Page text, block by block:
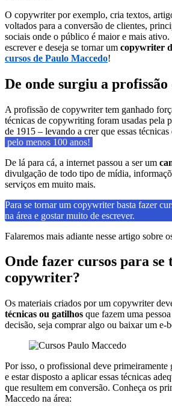
O copywriter por exemplo, cria textos,
voltados para a conversão de clientes,
sociais onde o público é maior e mais ativo.
escrever e deseja se tornar um copywriter
cursos de Paulo Maccedo!
De onde surgiu a
A profissão de copywriter tem ganhado
técnicas de copywriting foram usadas pela
de 1915 – levando a crer que essas técnicas
pelo menos 100 anos!
De lá para cá, a internet passou a ser um
divulgação de todo tipo de mídia,
serviços em muito mais.
Para se tornar um copywriter basta fazer
na área e gostar muito de escrever.
Falaremos mais adiante nesse artigo sobre
Onde fazer cursos para
copywriter?
Os materiais criados por um copywriter
técnicas ou gatilhos que fazem uma
decisão, seja comprar algo ou baixar um e-
Por isso, o profissional deve primeiramente
e estar disposto a aplicar essas técnicas
que resultem em conversão. Conheça os
Maccedo na área: